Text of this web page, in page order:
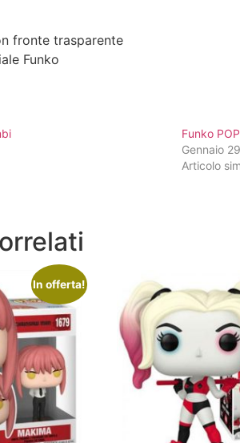
fronte trasparente
Funko
Funko
Gennaio
Articolo
In offerta!